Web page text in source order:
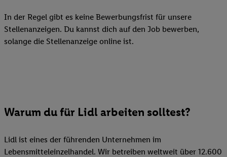
In der Regel gibt es keine Bewerbungsfrist für unsere
Stellenanzeigen. Du kannst dich auf den Job bewerben,
solange die Stellenanzeige online ist.
Warum du für Lidl arbeiten solltest?
Lidl ist eines der führenden Unternehmen im
Lebensmitteleinzelhandel. Wir betreiben weltweit über 12.600